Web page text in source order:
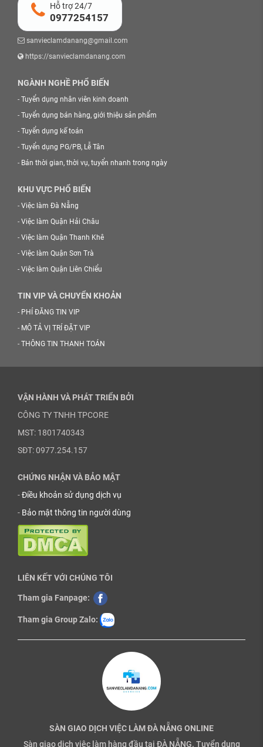
Hỗ trợ 24/7
0977254157
sanvieclamdanang@gmail.com
https://sanvieclamdanang.com
NGÀNH NGHỀ PHỔ BIẾN
- Tuyển dụng nhân viên kinh doanh
- Tuyển dụng bán hàng, giới thiệu sản phẩm
- Tuyển dụng kế toán
- Tuyển dụng PG/PB, Lễ Tân
- Bán thời gian, thời vụ, tuyển nhanh trong ngày
KHU VỰC PHỔ BIẾN
- Việc làm Đà Nẵng
- Việc làm Quận Hải Châu
- Việc làm Quận Thanh Khê
- Việc làm Quận Sơn Trà
- Việc làm Quận Liên Chiểu
TIN VIP VÀ CHUYỂN KHOẢN
- PHÍ ĐĂNG TIN VIP
- MÔ TẢ VỊ TRÍ ĐẶT VIP
- THÔNG TIN THANH TOÁN
VẬN HÀNH VÀ PHÁT TRIỂN BỞI
CÔNG TY TNHH TPCORE
MST: 1801740343
SĐT: 0977.254.157
CHỨNG NHẬN VÀ BẢO MẬT
-Điều khoản sử dụng dịch vụ
- Bảo mật thông tin người dùng
LIÊN KẾT VỚI CHÚNG TÔI
Tham gia Fanpage:
Tham gia Group Zalo:
SÀN GIAO DỊCH VIỆC LÀM ĐÀ NẴNG ONLINE
Sàn giao dịch việc làm hàng đầu tại ĐÀ NẴNG. Tuyển dụng